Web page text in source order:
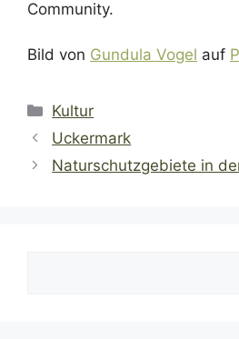
Community.
Bild von Gundula Vogel auf
Kategorien
Kultur
Uckermark
Naturschutzgebiete in